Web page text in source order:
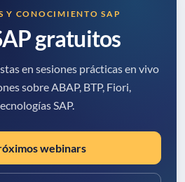
Y CONOCIMIENTO SAP
gratuitos
en sesiones prácticas en vivo
sobre ABAP, BTP, Fiori,
SAP.
webinars